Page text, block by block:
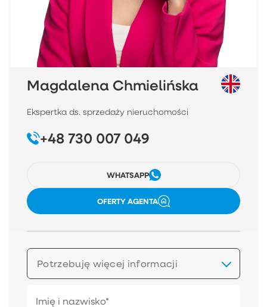
Magdalena Chmielińska
Ekspertka ds. sprzedaży nieruchomości
+48 730 007 049
WHATSAPP
OFERTY AGENTA
Potrzebuję więcej informacji